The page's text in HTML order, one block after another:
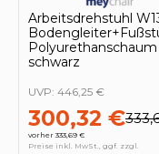
Arbeitsdrehstuhl
Polyurethanschaum
schwarz
300,32 €
vorher 333,69 €
UVP: 446,25 €
Preise inkl. MwSt., ggf. zzgl.